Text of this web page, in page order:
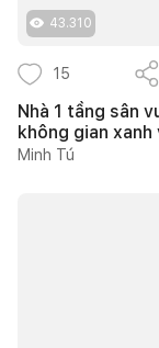
43.310
15
Nhà 1 tầng sân
không gian
Minh Tú